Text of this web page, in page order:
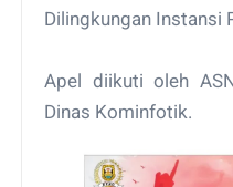
Dilingkungan Instansi
Apel diikuti oleh
Dinas Kominfotik.